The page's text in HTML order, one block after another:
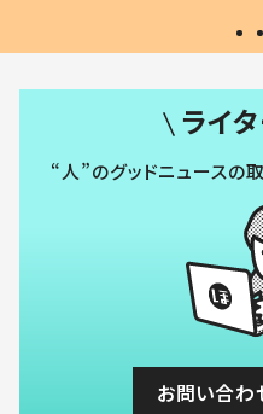
ライ
“人”のグッドニュースの
お問い合わ